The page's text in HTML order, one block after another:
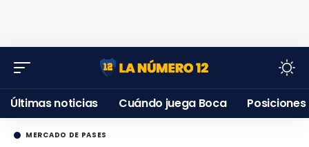
Últimas noticias Cuándo juega Boca Posiciones
MERCADO DE PASES